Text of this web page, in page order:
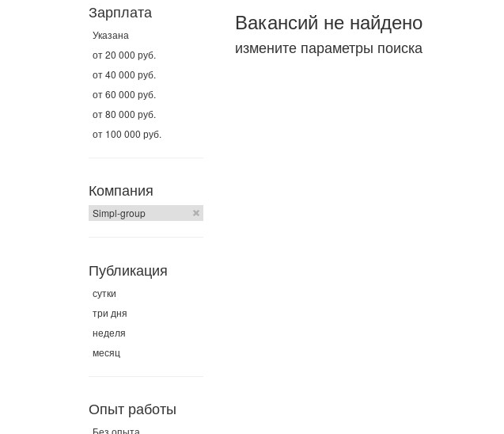
Зарплата
Указана
от 20 000 руб.
от 40 000 руб.
от 60 000 руб.
от 80 000 руб.
от 100 000 руб.
Компания
Simpl-group
Публикация
сутки
три дня
неделя
месяц
Опыт работы
Без опыта
Вакансий не найдено
измените параметры поиска